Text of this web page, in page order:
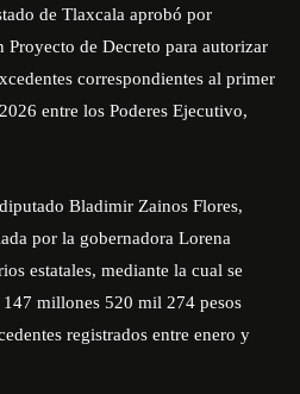
de Tlaxcala aprobó por
de Decreto para autorizar
correspondientes al primer
entre los Poderes Ejecutivo,
Bladimir Zainos Flores,
por la gobernadora Lorena
estatales, mediante la cual se
millones 520 mil 274 pesos
registrados entre enero y